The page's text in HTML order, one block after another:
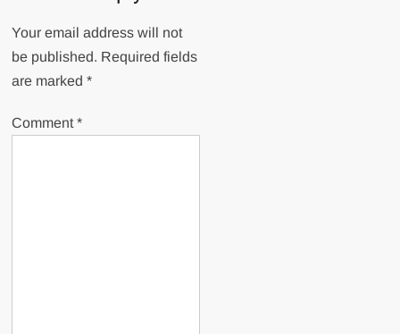
Your email address will not
be published. Required fields
are marked*
Comment*